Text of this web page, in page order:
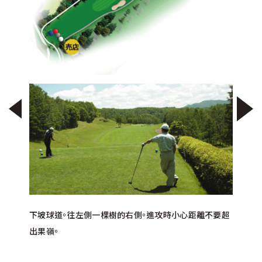
下坡球道。往左側一棵樹的右側。進攻時小心距離不要超
出果嶺。
微上坡的短洞。實際距離比目測距離更長。旗竿位於橫向
長方形果嶺的左側時，可以選擇大1～2號數的球桿。左右
下坡球道。球道往右傾斜。往右側打容易落入OB。可瞄準
左側果嶺的中間區域。第二桿為上坡，可瞄準果嶺右側。
困難的下坡球道。可以挑戰一桿上果嶺的樂趣。請注意左
側的困難區域和右側的森林。第二桿是左腳低的斜坡，若
下坡球道。請留意右前方的OB和右側的水池。第二桿開
始為上坡。果嶺為砲台式果嶺，是兩層式果嶺。要注意旗
下坡球道。在右彎道，右側沙坑的右方鄰接水池，請特別
注意。左側如果擊球距離過遠會落入OB，Tee Shot是重
下坡球道。須根據旗桿位置慎重選擇球桿。瞄準右側很容
易落入沙坑。左右側都有OB。其中，特別要注意容易誤入
微上坡球道。飛越右側沙坑須超過172碼。擊球要注意不
要落入左右兩側的山崖。果嶺形狀接近砲台式，面積很
下坡球道。若從沙坑到左側深谷會很難打。第二桿往左傾
斜，所以建議靠右擊球。順風的時候可以挑戰2on。